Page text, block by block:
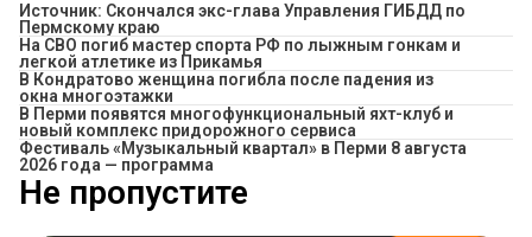
Источник: Скончался экс-глава Управления ГИБДД по
Пермскому краю
На СВО погиб мастер спорта РФ по лыжным гонкам и
легкой атлетике из Прикамья
В Кондратово женщина погибла после падения из
окна многоэтажки
В Перми появятся многофункциональный яхт-клуб и
новый комплекс придорожного сервиса
Фестиваль «Музыкальный квартал» в Перми 8 августа
2026 года — программа
Не пропустите